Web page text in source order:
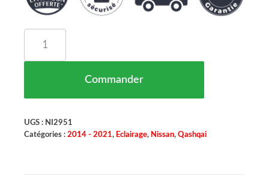
Commander
UGS : NI2951
Catégories : 2014 - 2021, Eclairage, Nissan, Qashqai